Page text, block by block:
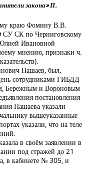
закона» П.
краю Фомину В.В.
СУ СК по Черниговскому
Ивановной
мнению, признаки ч.
Пашаев, был,
сотрудниками ГИБДД
Бережным и Вороновым
постановления
Пашаева указали
вышеуказанные
указали, что на теле
в своём заявлении в
под стражей до 21
в кабинете № 305, и